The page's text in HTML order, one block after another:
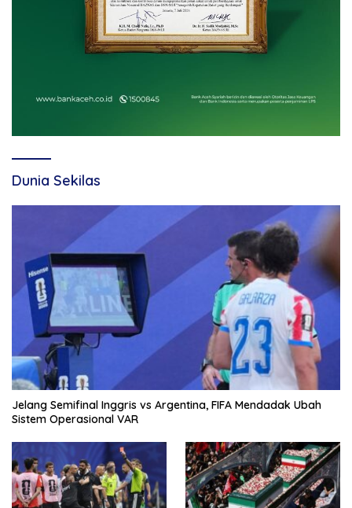
Dunia Sekilas
Jelang Semifinal Inggris vs Argentina, FIFA Mendadak Ubah
Sistem Operasional VAR